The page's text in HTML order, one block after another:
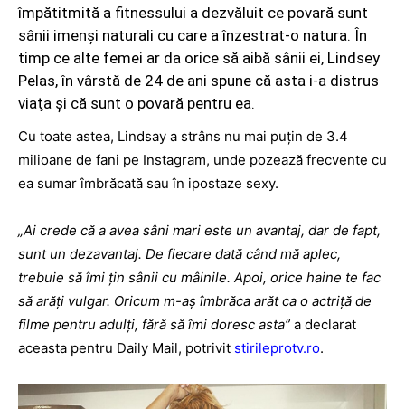
împătitmită a fitnessului a dezvăluit ce povară sunt
sânii imenşi naturali cu care a înzestrat-o natura. În
timp ce alte femei ar da orice să aibă sânii ei, Lindsey
Pelas, în vârstă de 24 de ani spune că asta i-a distrus
viaţa şi că sunt o povară pentru ea.
Cu toate astea, Lindsay a strâns nu mai puţin de 3.4
milioane de fani pe Instagram, unde pozează frecvente cu
ea sumar îmbrăcată sau în ipostaze sexy.
„Ai crede că a avea sâni mari este un avantaj, dar de fapt,
sunt un dezavantaj. De fiecare dată când mă aplec,
trebuie să îmi ţin sânii cu mâinile. Apoi, orice haine te fac
să arăţi vulgar. Oricum m-aş îmbrăca arăt ca o actriţă de
filme pentru adulţi, fără să îmi doresc asta” a declarat
aceasta pentru Daily Mail, potrivit stirileprotv.ro.